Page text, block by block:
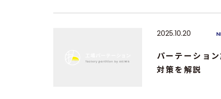
2025.10.20
パーテーショ
対策を解説